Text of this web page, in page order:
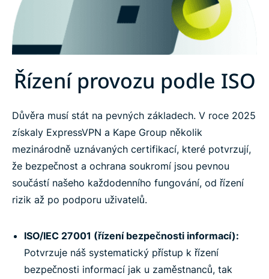
Řízení provozu podle ISO
Důvěra musí stát na pevných základech. V roce 2025
získaly ExpressVPN a Kape Group několik
mezinárodně uznávaných certifikací, které potvrzují,
že bezpečnost a ochrana soukromí jsou pevnou
součástí našeho každodenního fungování, od řízení
rizik až po podporu uživatelů.
ISO/IEC 27001 (řízení bezpečnosti informací):
Potvrzuje náš systematický přístup k řízení
bezpečnosti informací jak u zaměstnanců, tak